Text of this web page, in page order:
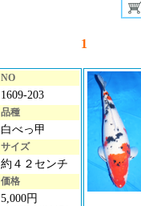
1
NO
1609-203
品種
白べっ甲
サイズ
約４２センチ
価格
5,000円